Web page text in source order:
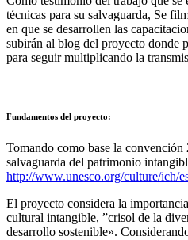
técnicas para su salvaguarda, Se
en que se desarrollen las
subirán al blog del proyecto donde
para seguir multiplicando la
Fundamentos del proyecto:
Tomando como base la convención
salvaguarda del patrimonio
http://www.unesco.org/culture/ich/
El proyecto considera la
cultural intangible, ”crisol de la
desarrollo sostenible».